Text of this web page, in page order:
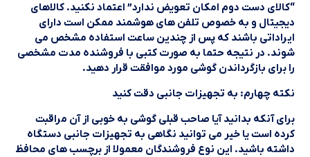
“کالای دست دوم امکان تعویض ندارد” اعتماد نکنید. کالاهای
دیجیتال و به خصوص تلفن های هوشمند ممکن است دارای
ایراداتی باشند که پس از چندین ساعت استفاده مشخص می
شوند. در نتیجه حتما به صورت کتبی با فروشنده مدت مشخصی
را برای بازگرداندن گوشی مورد موافقت قرار دهید.
نکته چهارم: به تجهیزات جانبی دقت کنید
برای آنکه بدانید آیا صاحب قبلی گوشی به خوبی از آن مراقبت
کرده است یا خیر می توانید نگاهی به تجهیزات جانبی دستگاه
داشته باشید. این نوع فروشندگان معمولا از برچسب های محافظ